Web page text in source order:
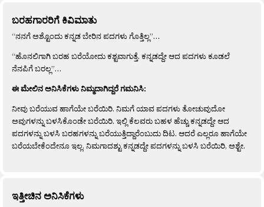
ಬರಹಗಾರರಿಗೆ ಕಿವಿಮಾತು
“ನನಗೆ ಅಶ್ಟೊಂದು ಕನ್ನಡ ಬೇರಿನ ಪದಗಳು ಗೊತ್ತಿಲ್ಲ”…
“ಹೊನಲಿಗಾಗಿ ಬರಹ ಬರೆಯೋದು ಕಶ್ಟವಾಗುತ್ತೆ. ಕನ್ನಡದ್ದೇ ಆದ ಪದಗಳು ಕೂಡಲೆ
ನೆನಪಿಗೆ ಬರಲ್ಲ”…
ಈ ಮೇಲಿನ ಅನಿಸಿಕೆಗಳು ನಿಮ್ಮದಾಗಿದ್ದರೆ ಗಮನಿಸಿ:
ನೀವು ಬರೆಯುವ ಹಾಗೆಯೇ ಬರೆಯಿರಿ. ನಿಮಗೆ ಯಾವ ಪದಗಳು ತೋಚುವುದೋ
ಅವುಗಳನ್ನು ಬಳಸಿಕೊಂಡೇ ಬರೆಯಿರಿ. ಇಲ್ಲಿ ಕೆಲವರು ಬಹಳ ಹೆಚ್ಚು ಕನ್ನಡದ್ದೇ ಆದ
ಪದಗಳನ್ನು ಬಳಸಿ ಬರಹಗಳನ್ನು ಬರೆಯುತ್ತಿದ್ದಾರೆಂಬುದು ದಿಟ. ಆದರೆ ಎಲ್ಲರೂ ಹಾಗೆಯೇ
ಬರೆಯಬೇಕೆಂದೇನೂ ಇಲ್ಲ. ನಿಮಗಾದಶ್ಟು ಕನ್ನಡದ್ದೇ ಪದಗಳನ್ನು ಬಳಸಿ ಬರೆಯಿರಿ, ಅಶ್ಟೇ.
ಇತ್ತೀಚಿನ ಅನಿಸಿಕೆಗಳು